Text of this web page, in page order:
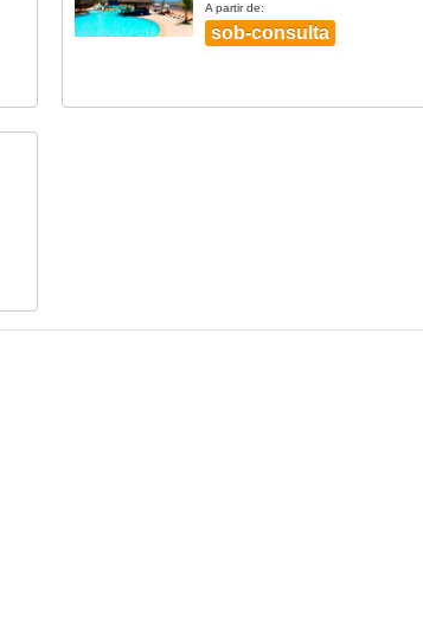
A partir de:
sob-consulta